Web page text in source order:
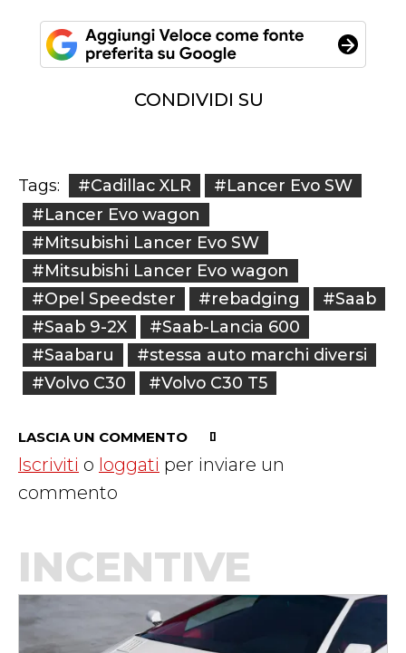
CONDIVIDI SU
Tags: #Cadillac XLR
#Lancer Evo SW
#Lancer Evo wagon
#Mitsubishi Lancer Evo SW
#Mitsubishi Lancer Evo wagon
#Opel Speedster
#rebadging
#Saab
#Saab 9-2X
#Saab-Lancia 600
#Saabaru
#stessa auto marchi diversi
#Volvo C30
#Volvo C30 T5
LASCIA UN COMMENTO
Iscriviti o loggati per inviare un
commento
INCENTIVE